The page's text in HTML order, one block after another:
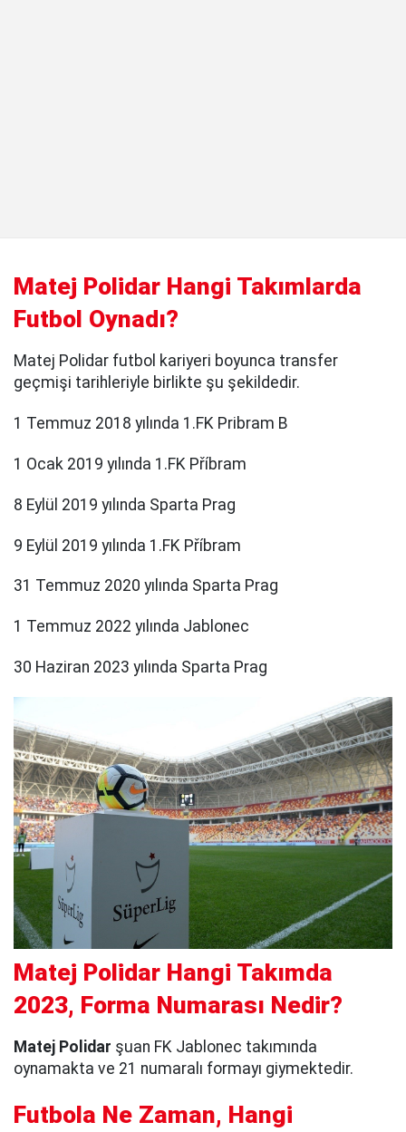
Matej Polidar Hangi Takımlarda
Futbol Oynadı?
Matej Polidar futbol kariyeri boyunca transfer
geçmişi tarihleriyle birlikte şu şekildedir.
1 Temmuz 2018 yılında 1.FK Pribram B
1 Ocak 2019 yılında 1.FK Příbram
8 Eylül 2019 yılında Sparta Prag
9 Eylül 2019 yılında 1.FK Příbram
31 Temmuz 2020 yılında Sparta Prag
1 Temmuz 2022 yılında Jablonec
30 Haziran 2023 yılında Sparta Prag
Matej Polidar Hangi Takımda
2023, Forma Numarası Nedir?
Matej Polidar şuan FK Jablonec takımında
oynamakta ve 21 numaralı formayı giymektedir.
Futbola Ne Zaman, Hangi